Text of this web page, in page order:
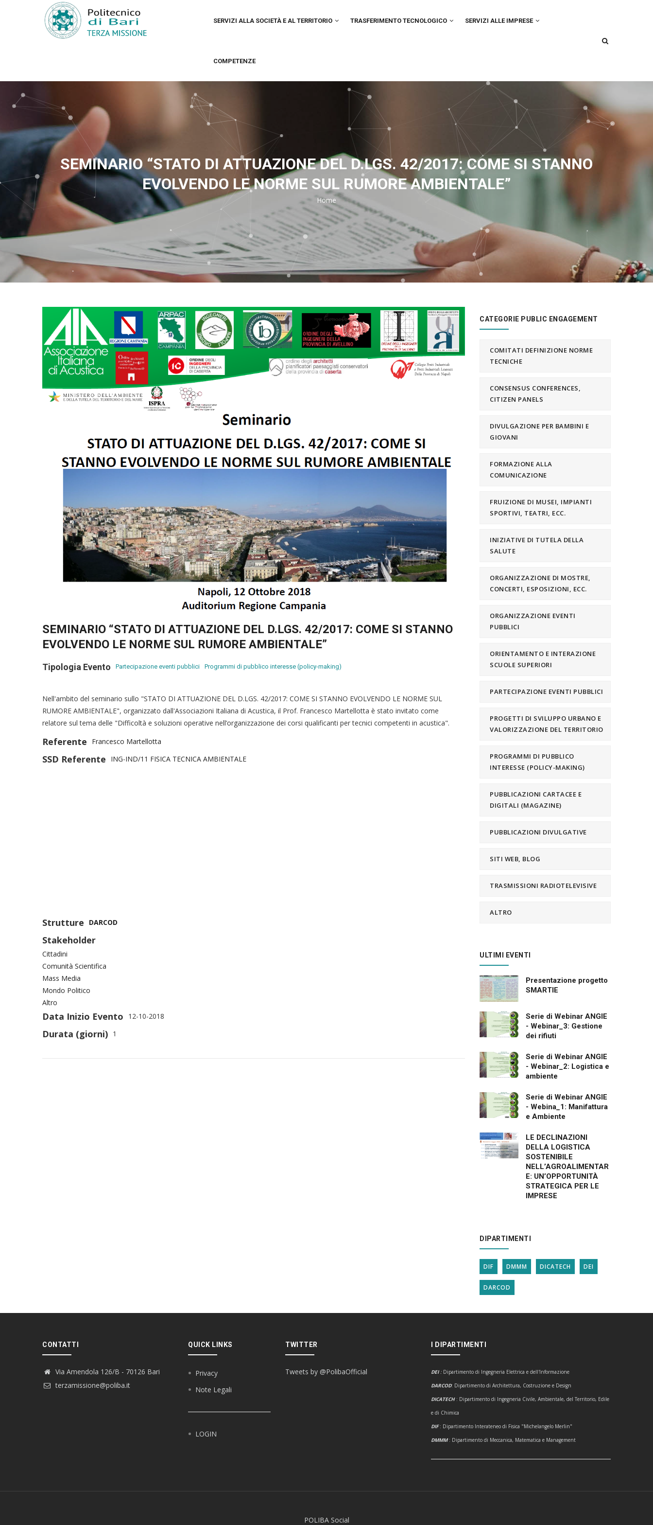
NAVIGATION
SERVIZI ALLA SOCIETÀ E AL TERRITORIO TRASFERIMENTO TECNOLOGICO SERVIZI ALLE IMPRESE
COMPETENZE
SEMINARIO “STATO DI ATTUAZIONE DEL D.LGS. 42/2017: COME SI STANNO
EVOLVENDO LE NORME SUL RUMORE AMBIENTALE”
Breadcrumb
Home
SEMINARIO “STATO DI ATTUAZIONE DEL D.LGS. 42/2017: COME SI STANNO
EVOLVENDO LE NORME SUL RUMORE AMBIENTALE”
Tipologia Evento Partecipazione eventi pubblici Programmi di pubblico interesse (policy-making)
Nell'ambito del seminario sullo "STATO DI ATTUAZIONE DEL D.LGS. 42/2017: COME SI STANNO EVOLVENDO LE NORME SUL
RUMORE AMBIENTALE", organizzato dall'Associazioni Italiana di Acustica, il Prof. Francesco Martellotta è stato invitato come
relatore sul tema delle "Difficoltà e soluzioni operative nell’organizzazione dei corsi qualificanti per tecnici competenti in acustica".
Referente Francesco Martellotta
SSD Referente ING-IND/11 FISICA TECNICA AMBIENTALE
Strutture DARCOD
Stakeholder
Cittadini
Comunità Scientifica
Mass Media
Mondo Politico
Altro
Data Inizio Evento 12-10-2018
Durata (giorni) 1
CATEGORIE PUBLIC ENGAGEMENT
COMITATI DEFINIZIONE NORME
TECNICHE
CONSENSUS CONFERENCES,
CITIZEN PANELS
DIVULGAZIONE PER BAMBINI E
GIOVANI
FORMAZIONE ALLA
COMUNICAZIONE
FRUIZIONE DI MUSEI, IMPIANTI
SPORTIVI, TEATRI, ECC.
INIZIATIVE DI TUTELA DELLA
SALUTE
ORGANIZZAZIONE DI MOSTRE,
CONCERTI, ESPOSIZIONI, ECC.
ORGANIZZAZIONE EVENTI
PUBBLICI
ORIENTAMENTO E INTERAZIONE
SCUOLE SUPERIORI
PARTECIPAZIONE EVENTI PUBBLICI
PROGETTI DI SVILUPPO URBANO E
VALORIZZAZIONE DEL TERRITORIO
PROGRAMMI DI PUBBLICO
INTERESSE (POLICY-MAKING)
PUBBLICAZIONI CARTACEE E
DIGITALI (MAGAZINE)
PUBBLICAZIONI DIVULGATIVE
SITI WEB, BLOG
TRASMISSIONI RADIOTELEVISIVE
ALTRO
ULTIMI EVENTI
Presentazione progetto
SMARTIE
Serie di Webinar ANGIE
- Webinar_3: Gestione
dei rifiuti
Serie di Webinar ANGIE
- Webinar_2: Logistica e
ambiente
Serie di Webinar ANGIE
- Webina_1: Manifattura
e Ambiente
LE DECLINAZIONI
DELLA LOGISTICA
SOSTENIBILE
NELL’AGROALIMENTAR
E: UN’OPPORTUNITÀ
STRATEGICA PER LE
IMPRESE
DIPARTIMENTI
DIF DMMM DICATECH DEI
DARCOD
CONTATTI
Via Amendola 126/B - 70126 Bari
terzamissione@poliba.it
QUICK LINKS
Privacy
Note Legali
LOGIN
TWITTER
Tweets by @PolibaOfficial
I DIPARTIMENTI
DEI : Dipartimento di Ingegneria Elettrica e dell'Informazione
DARCOD: Dipartimento di Architettura, Costruzione e Design
DICATECH : Dipartimento di Ingegneria Civile, Ambientale, del Territorio, Edile
e di Chimica
DIF: Dipartimento Interateneo di Fisica "Michelangelo Merlin"
DMMM: Dipartimento di Meccanica, Matematica e Management
POLIBA Social